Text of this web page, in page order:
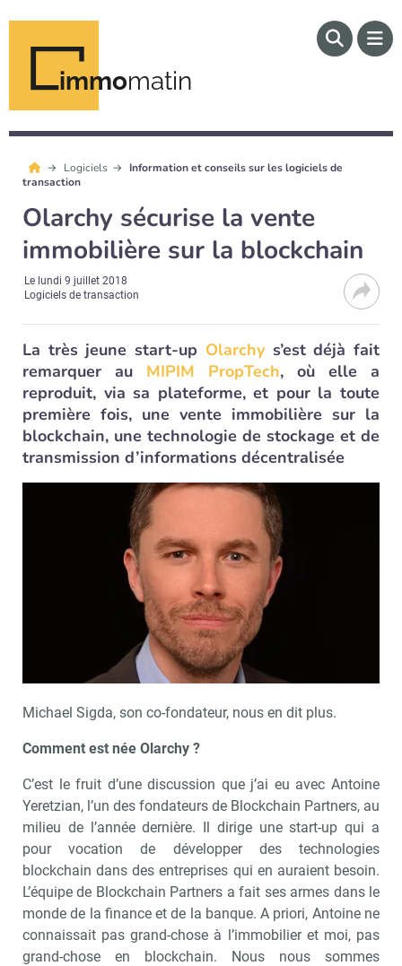
immomatin
Logiciels
Information et conseils sur les logiciels de
transaction
Olarchy sécurise la vente
immobilière sur la blockchain
Le lundi 9 juillet 2018
Logiciels de transaction
La très jeune start-up Olarchys’est déjà fait
remarquer au MIPIM PropTech, où elle a
reproduit, via sa plateforme, et pour la toute
première fois, une vente immobilière sur la
blockchain, une technologie de stockage et de
transmission d’informations décentralisée
Michael Sigda, son co-fondateur, nous en dit plus.
Comment est née Olarchy ?
C’est le fruit d’une discussion que j’ai eu avec Antoine
Yeretzian, l’un des fondateurs de Blockchain Partners, au
milieu de l’année dernière. Il dirige une start-up qui a
pour vocation de développer des technologies
blockchain dans des entreprises qui en auraient besoin.
L’équipe de Blockchain Partners a fait ses armes dans le
monde de la finance et de la banque. A priori, Antoine ne
connaissait pas grand-chose à l’immobilier et moi, pas
grand-chose en blockchain. Nous nous sommes